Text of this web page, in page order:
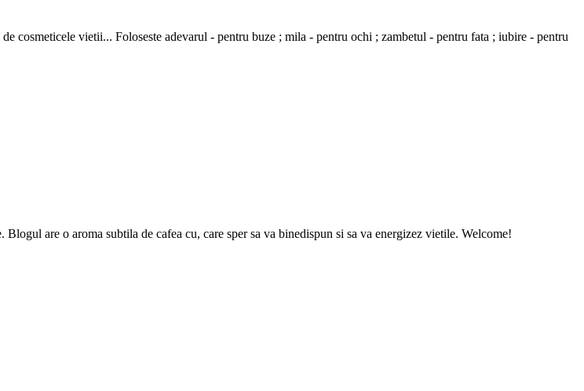
cosmeticele vietii... Foloseste adevarul - pentru buze ; mila - pentru ochi ; zambetul - pentru fata ; iubire - pentru
are o aroma subtila de cafea cu, care sper sa va binedispun si sa va energizez vietile. Welcome!